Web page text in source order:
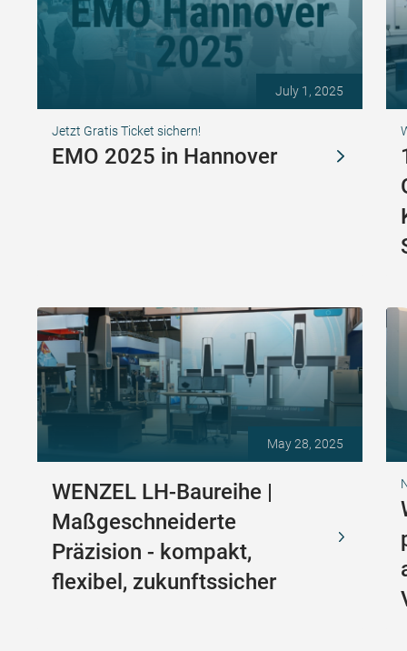
July 1, 2025
Jetzt Gratis Ticket sichern!
EMO 2025 in Hannover
May 28, 2025
WENZEL LH-Baureihe |
Maßgeschneiderte
Präzision - kompakt,
flexibel, zukunftssicher